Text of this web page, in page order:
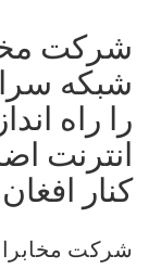
شرکت
شبکه
انترنت
کنار